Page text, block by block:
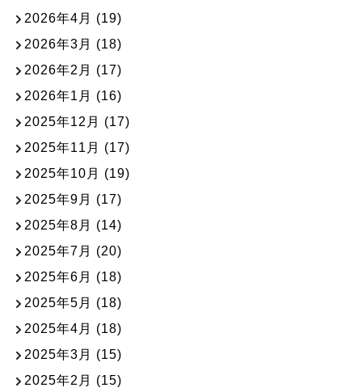
2026年4月 (19)
2026年3月 (18)
2026年2月 (17)
2026年1月 (16)
2025年12月 (17)
2025年11月 (17)
2025年10月 (19)
2025年9月 (17)
2025年8月 (14)
2025年7月 (20)
2025年6月 (18)
2025年5月 (18)
2025年4月 (18)
2025年3月 (15)
2025年2月 (15)